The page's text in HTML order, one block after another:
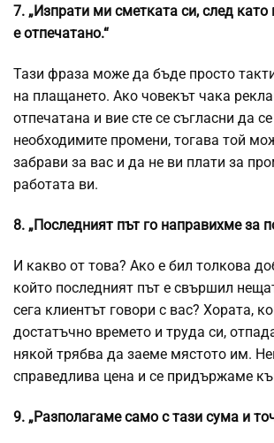
7. „Изпрати ми сметката си, след като
е отпечатано.“
Тази фраза може да бъде просто
на плащането. Ако човекът чака
отпечатана и вие сте се съгласни да
необходимите промени, тогава той
забрави за вас и да не ви плати за
работата ви.
8. „Последният път го направихме за
И какво от това? Ако е бил толкова
който последният път е свършил
сега клиентът говори с вас? Хората,
достатъчно времето и труда си,
някой трябва да заеме мястото им.
справедлива цена и се придържаме
9. „Разполагаме само с тази сума и